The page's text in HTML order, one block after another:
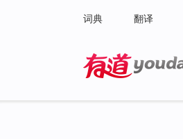
词典 翻译